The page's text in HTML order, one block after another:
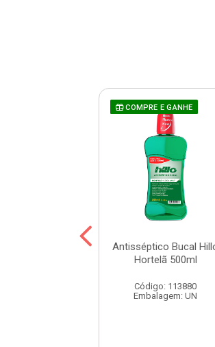
COMPRE E GANHE
Antisséptico Bucal
Hortelã 500ml
Código: 113880
Embalagem: UN